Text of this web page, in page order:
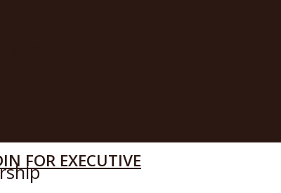
FOR EXECUTIVE